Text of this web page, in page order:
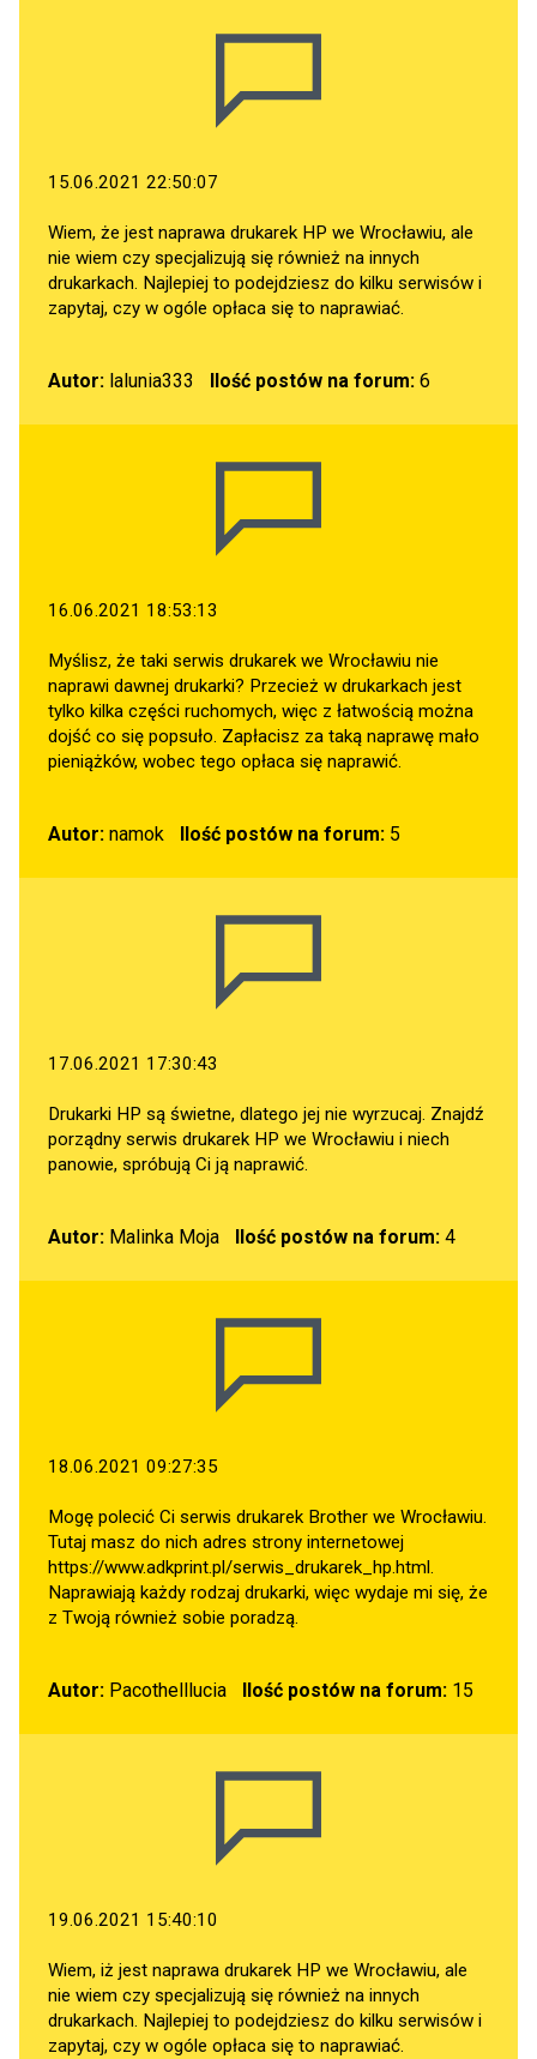
15.06.2021 22:50:07
Wiem, że jest naprawa drukarek HP we Wrocławiu, ale
nie wiem czy specjalizują się również na innych
drukarkach. Najlepiej to podejdziesz do kilku serwisów i
zapytaj, czy w ogóle opłaca się to naprawiać.
Autor: lalunia333 Ilość postów na forum:6
16.06.2021 18:53:13
Myślisz, że taki serwis drukarek we Wrocławiu nie
naprawi dawnej drukarki? Przecież w drukarkach jest
tylko kilka części ruchomych, więc z łatwością można
dojść co się popsuło. Zapłacisz za taką naprawę mało
pieniążków, wobec tego opłaca się naprawić.
Autor: namok Ilość postów na forum:5
17.06.2021 17:30:43
Drukarki HP są świetne, dlatego jej nie wyrzucaj. Znajdź
porządny serwis drukarek HP we Wrocławiu i niech
panowie, spróbują Ci ją naprawić.
Autor: Malinka Moja Ilość postów na forum:4
18.06.2021 09:27:35
Mogę polecić Ci serwis drukarek Brother we Wrocławiu.
Tutaj masz do nich adres strony internetowej
https://www.adkprint.pl/serwis_drukarek_hp.html.
Naprawiają każdy rodzaj drukarki, więc wydaje mi się, że
z Twoją również sobie poradzą.
Autor: Pacothelllucia Ilość postów na forum:15
19.06.2021 15:40:10
Wiem, iż jest naprawa drukarek HP we Wrocławiu, ale
nie wiem czy specjalizują się również na innych
drukarkach. Najlepiej to podejdziesz do kilku serwisów i
zapytaj, czy w ogóle opłaca się to naprawiać.